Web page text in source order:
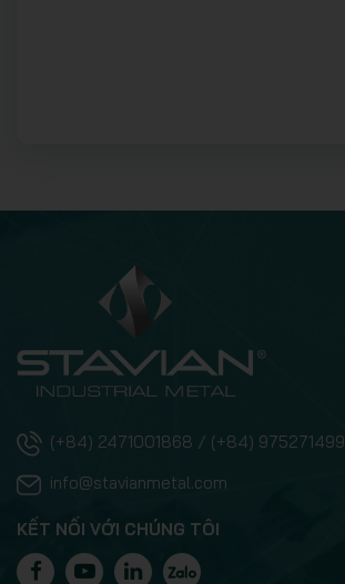
(+84) 2471001868 / (+84) 975271499
info@stavianmetal.com
KẾT NỐI VỚI CHÚNG TÔI